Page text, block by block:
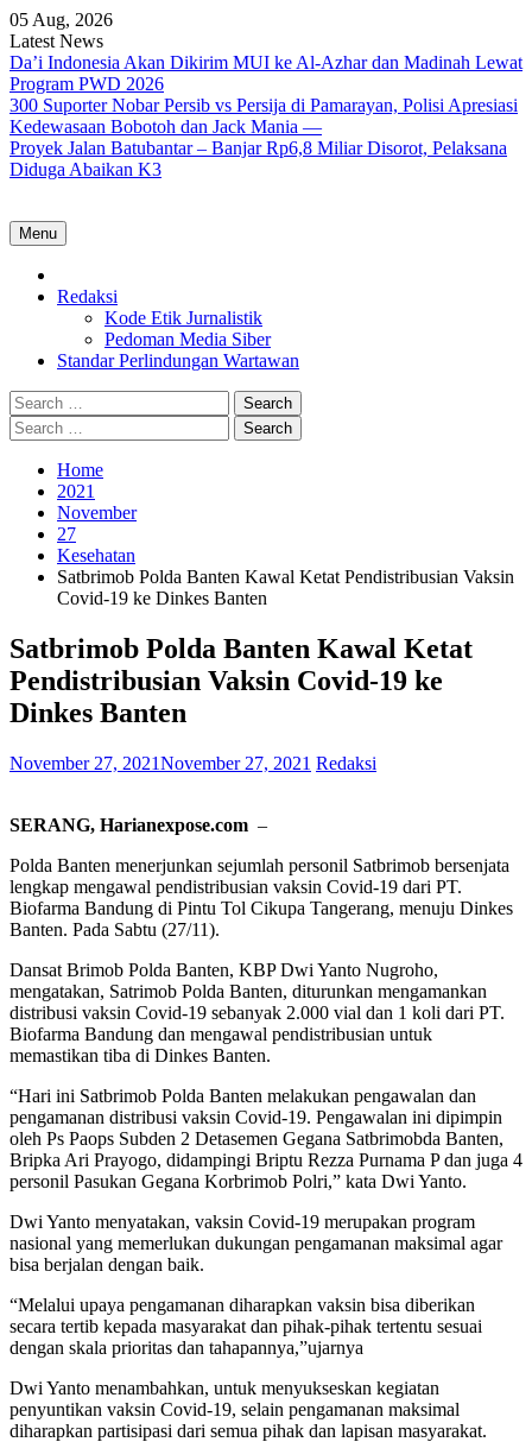
Skip
to
content
05 Aug, 2026
Latest News
Da’i Indonesia Akan Dikirim MUI ke Al-Azhar dan Madinah Lewat
Program PWD 2026
300 Suporter Nobar Persib vs Persija di Pamarayan, Polisi Apresiasi
Kedewasaan Bobotoh dan Jack Mania —
Proyek Jalan Batubantar – Banjar Rp6,8 Miliar Disorot, Pelaksana
Diduga Abaikan K3
Menu
Redaksi
Kode Etik Jurnalistik
Pedoman Media Siber
Standar Perlindungan Wartawan
Search
for:
Search
for:
Home
2021
November
27
Kesehatan
Satbrimob Polda Banten Kawal Ketat Pendistribusian Vaksin
Covid-19 ke Dinkes Banten
Satbrimob Polda Banten Kawal Ketat
Pendistribusian Vaksin Covid-19 ke
Dinkes Banten
November 27, 2021November 27, 2021 Redaksi
SERANG, Harianexpose.com –
Polda Banten menerjunkan sejumlah personil Satbrimob bersenjata
lengkap mengawal pendistribusian vaksin Covid-19 dari PT.
Biofarma Bandung di Pintu Tol Cikupa Tangerang, menuju Dinkes
Banten. Pada Sabtu (27/11).
Dansat Brimob Polda Banten, KBP Dwi Yanto Nugroho,
mengatakan, Satrimob Polda Banten, diturunkan mengamankan
distribusi vaksin Covid-19 sebanyak 2.000 vial dan 1 koli dari PT.
Biofarma Bandung dan mengawal pendistribusian untuk
memastikan tiba di Dinkes Banten.
“Hari ini Satbrimob Polda Banten melakukan pengawalan dan
pengamanan distribusi vaksin Covid-19. Pengawalan ini dipimpin
oleh Ps Paops Subden 2 Detasemen Gegana Satbrimobda Banten,
Bripka Ari Prayogo, didampingi Briptu Rezza Purnama P dan juga 4
personil Pasukan Gegana Korbrimob Polri,” kata Dwi Yanto.
Dwi Yanto menyatakan, vaksin Covid-19 merupakan program
nasional yang memerlukan dukungan pengamanan maksimal agar
bisa berjalan dengan baik.
“Melalui upaya pengamanan diharapkan vaksin bisa diberikan
secara tertib kepada masyarakat dan pihak-pihak tertentu sesuai
dengan skala prioritas dan tahapannya,”ujarnya
Dwi Yanto menambahkan, untuk menyukseskan kegiatan
penyuntikan vaksin Covid-19, selain pengamanan maksimal
diharapkan partisipasi dari semua pihak dan lapisan masyarakat.